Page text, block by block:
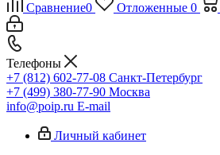
Сравнение0 Отложенные 0
Телефоны
+7 (812) 602-77-08 Санкт-Петербург
+7 (499) 380-77-90 Москва
info@poip.ru E-mail
Личный кабинет